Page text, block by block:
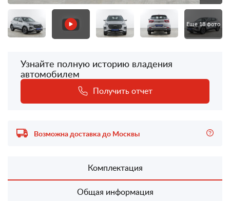
Еще 18 фото
Узнайте полную историю владения
автомобилем
Получить отчет
Возможна доставка до Москвы
Комплектация
Общая информация